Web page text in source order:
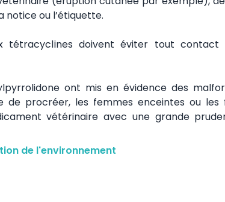
ou l’étiquette.
tétracyclines doivent éviter tout
ont mis en évidence des
procréer, les femmes enceintes ou les
vétérinaire avec une grande
de l'environnement